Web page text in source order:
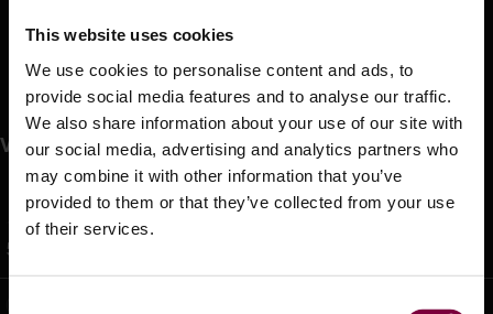
This website uses cookies
We use cookies to personalise content and ads, to
provide social media features and to analyse our traffic.
We also share information about your use of our site with
our social media, advertising and analytics partners who
may combine it with other information that you’ve
provided to them or that they’ve collected from your use
of their services.
Toimitus
Verkkokauppa
Viimeisimmät uutiset
12/06/2026 -
5.0 Tekoäly on täällä DCM:ääsi varten